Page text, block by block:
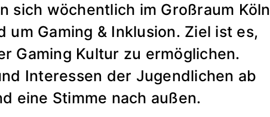
sich wöchentlich im Großraum Köln
Gaming & Inklusion. Ziel ist es,
Gaming Kultur zu ermöglichen.
Interessen der Jugendlichen ab
eine Stimme nach außen.